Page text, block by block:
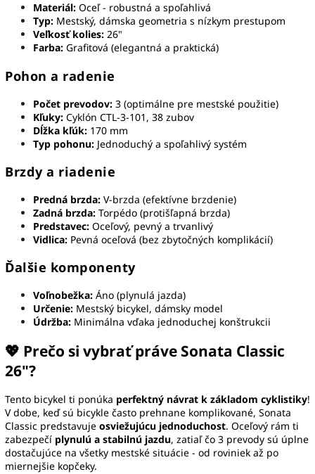
Materiál: Oceľ - robustná a spoľahlivá
Typ: Mestský, dámska geometria s nízkym prestupom
Veľkosť kolies: 26"
Farba: Grafitová (elegantná a praktická)
Pohon a radenie
Počet prevodov: 3 (optimálne pre mestské použitie)
Kľuky: Cyklón CTL-3-101, 38 zubov
Dĺžka kľúk: 170 mm
Typ pohonu: Jednoduchý a spoľahlivý systém
Brzdy a riadenie
Predná brzda: V-brzda (efektívne brzdenie)
Zadná brzda: Torpédo (protišľapná brzda)
Predstavec: Oceľový, pevný a trvanlivý
Vidlica: Pevná oceľová (bez zbytočných komplikácií)
Ďalšie komponenty
Voľnobežka: Áno (plynulá jazda)
Určenie: Mestský bicykel, dámsky model
Údržba: Minimálna vďaka jednoduchej konštrukcii
💖 Prečo si vybrať práve Sonata Classic
26"?
Tento bicykel ti ponúka perfektný návrat k základom cyklistiky!
V dobe, keď sú bicykle často prehnane komplikované, Sonata
Classic predstavuje osviežujúcu jednoduchost. Oceľový rám ti
zabezpečí plynulú a stabilnú jazdu, zatiaľ čo 3 prevody sú úplne
dostačujúce na všetky mestské situácie - od roviniek až po
miernejšie kopčeky.